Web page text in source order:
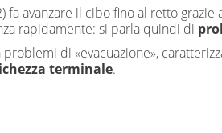
fa avanzare il cibo fino al retto
rapidamente: si parla quindi di
problemi di «evacuazione»,
terminale.